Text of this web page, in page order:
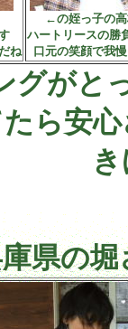
ね
←の姪っ子の
ハートリースの勝
口元の笑顔で我
グがと
ら安
県の